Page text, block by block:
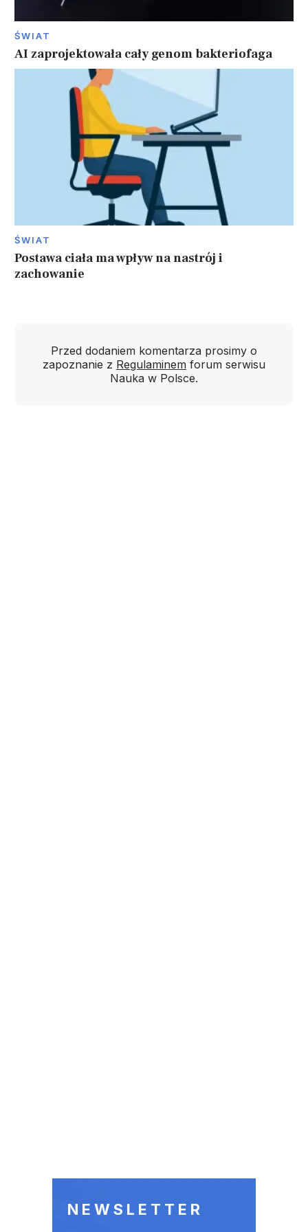
ŚWIAT
AI zaprojektowała cały genom bakteriofaga
ŚWIAT
Postawa ciała ma wpływ na nastrój i
zachowanie
Przed dodaniem komentarza prosimy o
zapoznanie z Regulaminem forum serwisu
Nauka w Polsce.
NEWSLETTER